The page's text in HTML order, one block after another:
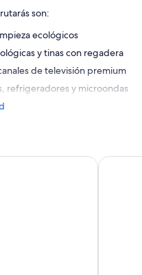
son:
ecológicos
y tinas con regadera
de televisión premium
refrigeradores y microondas
La